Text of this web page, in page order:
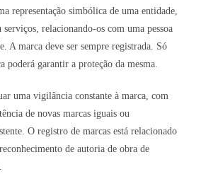
representação simbólica de uma entidade,
relacionando-os com uma pessoa
A marca deve ser sempre registrada. Só
poderá garantir a proteção da mesma.
uma vigilância constante à marca, com
de novas marcas iguais ou
O registro de marcas está relacionado
de autoria de obra de